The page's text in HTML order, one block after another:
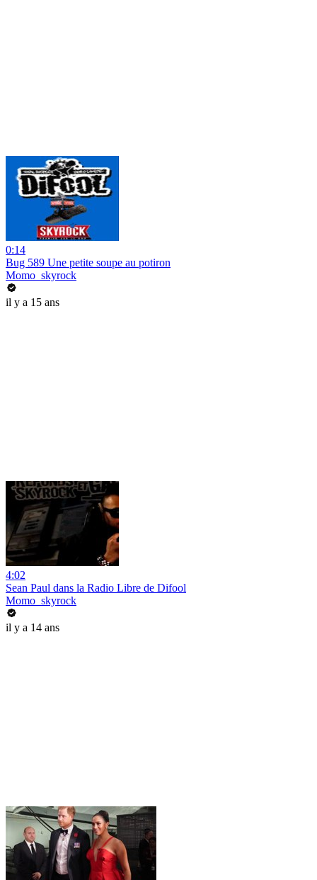
0:14
Bug 589 Une petite soupe au potiron
Momo_skyrock
il y a 15 ans
4:02
Sean Paul dans la Radio Libre de Difool
Momo_skyrock
il y a 14 ans